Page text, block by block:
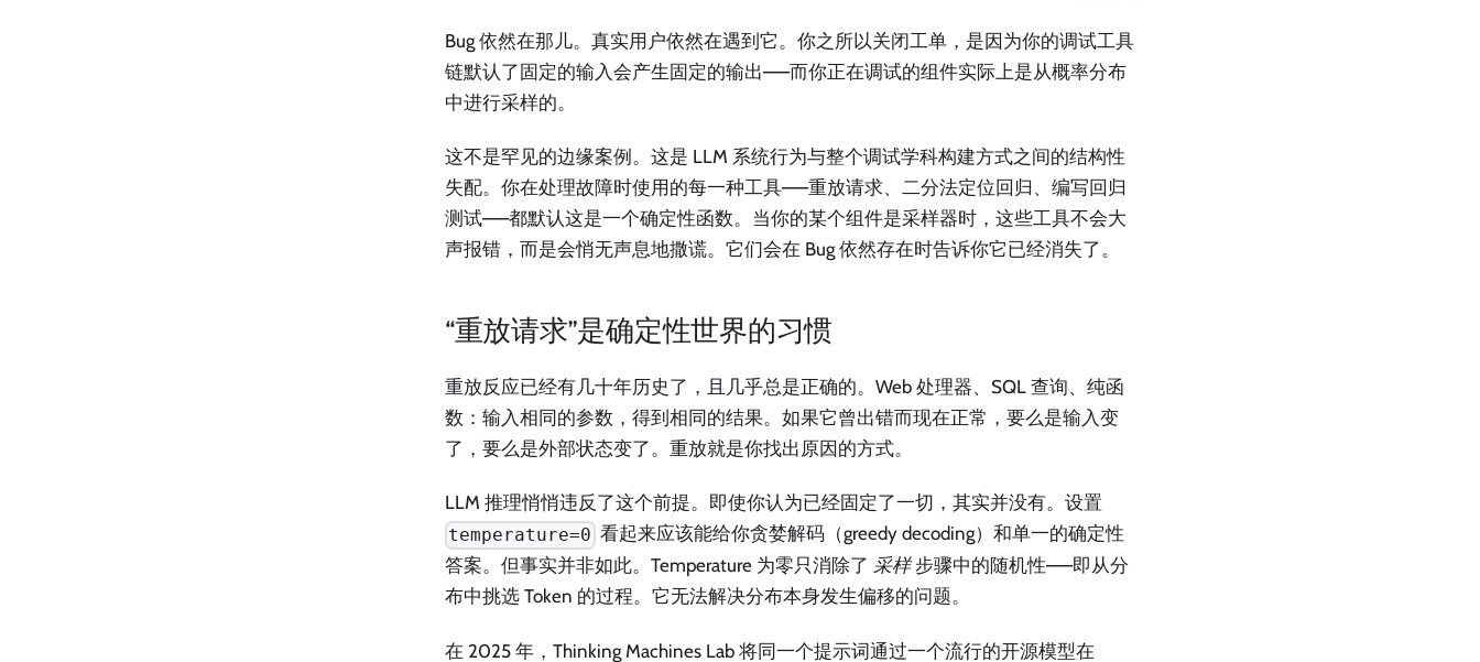
Bug 依然在那儿。真实用户依然在遇到它。你之所以关闭工单，是因为你的调试工具
链默认了固定的输入会产生固定的输出——而你正在调试的组件实际上是从概率分布
中进行采样的。
这不是罕见的边缘案例。这是 LLM 系统行为与整个调试学科构建方式之间的结构性
失配。你在处理故障时使用的每一种工具——重放请求、二分法定位回归、编写回归
测试——都默认这是一个确定性函数。当你的某个组件是采样器时，这些工具不会大
声报错，而是会悄无声息地撒谎。它们会在 Bug 依然存在时告诉你它已经消失了。
“重放请求”是确定性世界的习惯
重放反应已经有几十年历史了，且几乎总是正确的。Web 处理器、SQL 查询、纯函
数：输入相同的参数，得到相同的结果。如果它曾出错而现在正常，要么是输入变
了，要么是外部状态变了。重放就是你找出原因的方式。
LLM 推理悄悄违反了这个前提。即使你认为已经固定了一切，其实并没有。设置
temperature=0 看起来应该能给你贪婪解码（greedy decoding）和单一的确定性
答案。但事实并非如此。Temperature 为零只消除了 采样步骤中的随机性——即从分
布中挑选 Token 的过程。它无法解决分布本身发生偏移的问题。
在 2025 年，Thinking Machines Lab 将同一个提示词通过一个流行的开源模型在